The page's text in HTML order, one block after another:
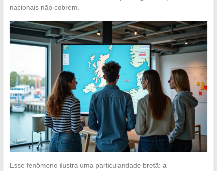
nacionais não cobrem.
Esse fenômeno ilustra uma particularidade bretã: a